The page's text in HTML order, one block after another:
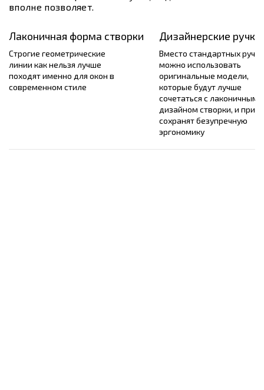
вполне позволяет.
Лаконичная форма створки
Строгие геометрические
линии как нельзя лучше
походят именно для окон в
современном стиле
Дизайнерские ручки
Вместо стандартных ручек
можно использовать
оригинальные модели,
которые будут лучше
сочетаться с лаконичным
дизайном створки, и при
сохранят безупречную
эргономику